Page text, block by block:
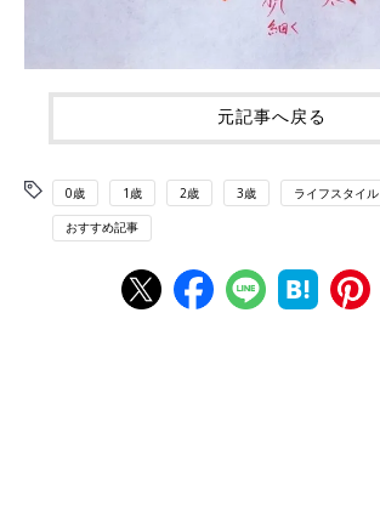
元記事へ戻る
0歳 1歳 2歳 3歳 ライフスタイル
おすすめ記事